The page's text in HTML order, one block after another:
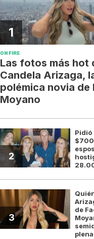
1
ON FIRE
Las fotos más hot
Candela Arizaga,
polémica novia de
Moyano
2
Pidió
3
de